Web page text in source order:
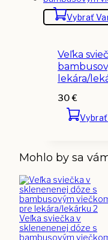
Vybrať
Veľka
lekára/
30€
Mohlo by sa
Veľka sviečka v
sklenenenej dóze s
bambusovým